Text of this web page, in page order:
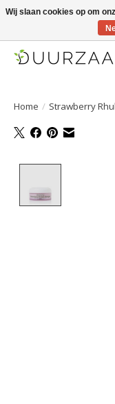
Duurzaamhuid, uw
Home / Strawberry
Wij slaan cookies op om